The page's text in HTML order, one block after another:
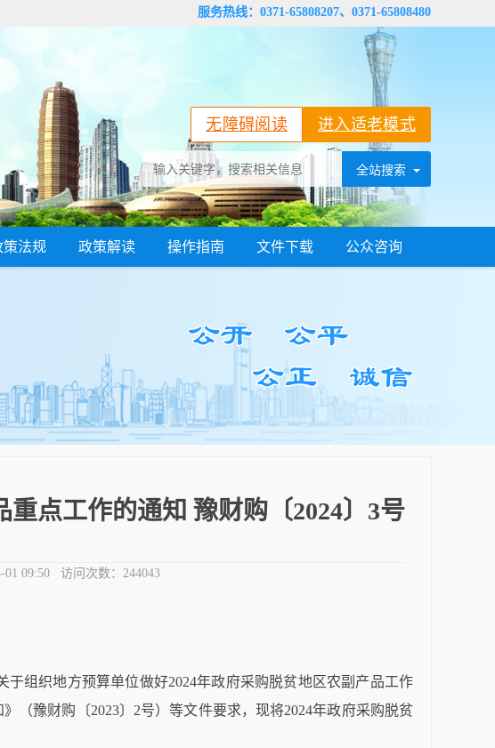
服务热线：0371-65808207、0371-65808480
进入适老模式
无障碍阅读
策法规 政策解读 操作指南 文件下载 公众咨询
点工作的通知 豫财购〔2024〕3号
01 09:50 访问次数： 244043
于组织地方预算单位做好2024年政府采购脱贫地区农副产品工作
（豫财购〔2023〕 2号）等文件要求，现将2024年政府采购脱贫